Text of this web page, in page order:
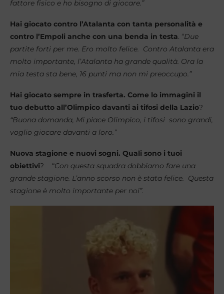
fattore fisico e ho bisogno di giocare.”
Hai giocato contro l’Atalanta con tanta personalità e
contro l’Empoli anche con una benda in testa . “Due
partite forti per me. Ero molto felice. Contro Atalanta era
molto importante, l’Atalanta ha grande qualità. Ora la
mia testa sta bene, 16 punti ma non mi preoccupo.”
Hai giocato sempre in trasferta. Come lo immagini il
tuo debutto all’Olimpico davanti ai tifosi della Lazio?
“Buona domanda, Mi piace Olimpico, i tifosi sono grandi,
voglio giocare davanti a loro.”
Nuova stagione e nuovi sogni. Quali sono i tuoi
obiettivi? “Con questa squadra dobbiamo fare una
grande stagione. L’anno scorso non è stata felice. Questa
stagione è molto importante per noi”.